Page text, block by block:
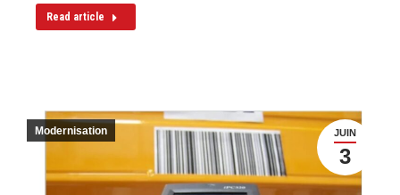
Read article
JUIN
3
Modernisation